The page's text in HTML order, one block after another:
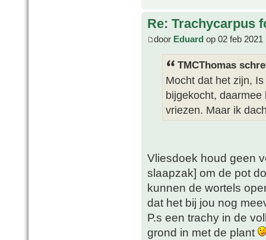
Re: Trachycarpus
door Eduard op 02 feb 2021
TMCThomas
Mocht dat het zijn,
bijgekocht,
vriezen. Maar ik
Vliesdoek houd geen
slaapzak] om de pot
kunnen de wortels
dat het bij jou nog
P.s een trachy in de
grond in met de plant